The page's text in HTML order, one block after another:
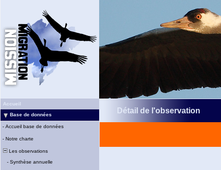
Accueil
Base de données
- Accueil base de données
- Notre charte
Les observations
- Synthèse annuelle
Détail de l'observation